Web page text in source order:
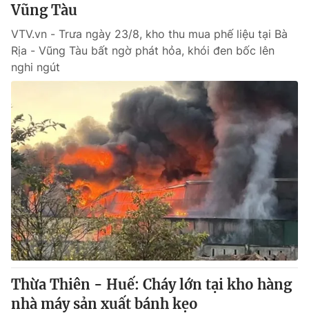
Nguyễn Trọng Ninh
024.38 355 931 - 024.38 355 932
Ðiện thoại Thời báo VTV:024.66 897 897
Email:toasoan@vtv.vn
Liên hệ quảng cáo:024-7300.7108
® Cấm sao chép dưới mọi hình thức nếu không có sự chấp
thuận bằng văn bản. Ghi rõ nguồn VTV.vn khi phát hành lại
thông tin từ website này.
Vũng Tàu
VTV.vn - Trưa ngày 23/8, kho thu mua phế liệu tại Bà
Rịa - Vũng Tàu bất ngờ phát hỏa, khói đen bốc lên
nghi ngút
Thừa Thiên - Huế: Cháy lớn tại kho hàng
nhà máy sản xuất bánh kẹo